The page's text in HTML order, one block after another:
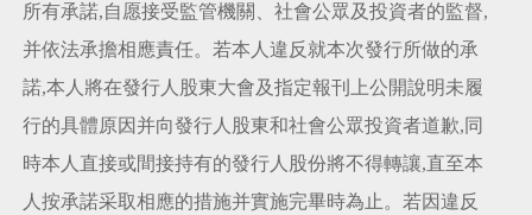
所有承諾,自愿接受監管機關、社會公眾及投資者的監督,
并依法承擔相應責任。若本人違反就本次發行所做的承
諾,本人將在發行人股東大會及指定報刊上公開說明未履
行的具體原因并向發行人股東和社會公眾投資者道歉,同
時本人直接或間接持有的發行人股份將不得轉讓,直至本
人按承諾采取相應的措施并實施完畢時為止。若因違反